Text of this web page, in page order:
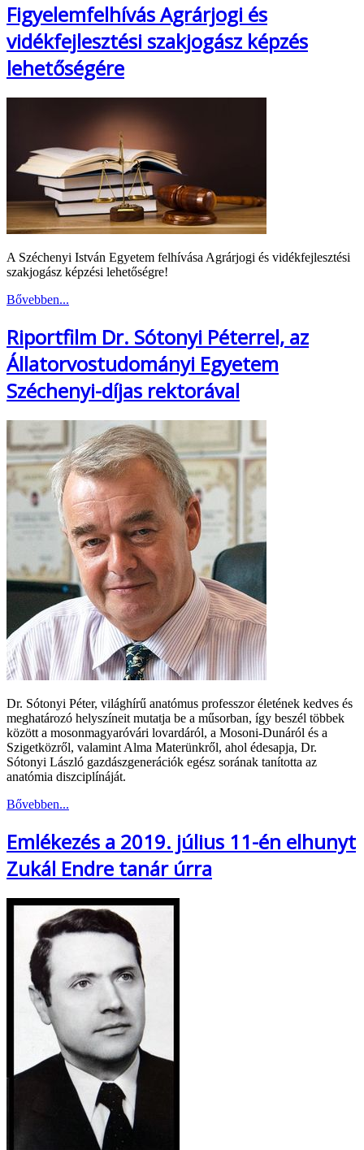
Figyelemfelhívás Agrárjogi és
vidékfejlesztési szakjogász képzés
lehetőségére
A Széchenyi István Egyetem felhívása Agrárjogi és vidékfejlesztési
szakjogász képzési lehetőségre!
Bővebben...
Riportfilm Dr. Sótonyi Péterrel, az
Állatorvostudományi Egyetem
Széchenyi-díjas rektorával
Dr. Sótonyi Péter, világhírű anatómus professzor életének kedves és
meghatározó helyszíneit mutatja be a műsorban, így beszél többek
között a mosonmagyaróvári lovardáról, a Mosoni-Dunáról és a
Szigetközről, valamint Alma Materünkről, ahol édesapja, Dr.
Sótonyi László gazdászgenerációk egész sorának tanította az
anatómia diszciplínáját.
Bővebben...
Emlékezés a 2019. július 11-én elhunyt
Zukál Endre tanár úrra